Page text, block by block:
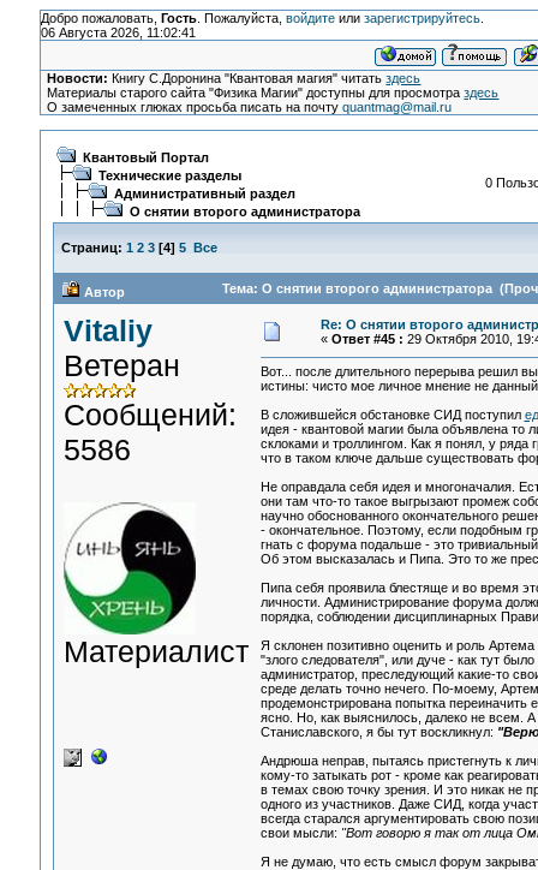
Добро пожаловать, Гость. Пожалуйста, войдитеили зарегистрируйтесь.
06 Августа 2026, 11:02:41
Новости: Книгу С.Доронина "Квантовая магия" читатьздесь
Материалы старого сайта "Физика Магии" доступны для просмотраздесь
О замеченных глюках просьба писать на почтуquantmag@mail.ru
Квантовый Портал
Технические разделы
Административный раздел
О снятии второго администратора
0
Страниц: 1 2 3[4] 5 Все
Автор Тема: О снятии второго администратора
Vitaliy
Ветеран
Сообщений:
5586
Материалист
Re: О снятии второго
« Ответ #45 : 29 Октября 2010,
Вот... после длительного перерыва решил
истины: чисто мое личное мнение не
В сложившейся обстановке СИД поступил
идея - квантовой магии была объявлена то
склоками и троллингом. Как я понял, у
что в таком ключе дальше существовать
Не оправдала себя идея и многоначалия.
они там что-то такое выгрызают промеж
научно обоснованного окончательного
- окончательное. Поэтому, если подобным
гнать с форума подальше - это
Об этом высказалась и Пипа. Это то же
Пипа себя проявила блестяще и во время
личности. Администрирование форума
порядка, соблюдении дисциплинарных
Я склонен позитивно оценить и роль
"злого следователя", или дуче - как тут
администратор, преследующий какие-то
среде делать точно нечего. По-моему,
продемонстрирована попытка переиначить
ясно. Но, как выяснилось, далеко не всем.
Станиславского, я бы тут воскликнул:
Андрюша неправ, пытаясь пристегнуть к
кому-то затыкать рот - кроме как
в темах свою точку зрения. И это никак не
одного из участников. Даже СИД, когда
всегда старался аргументировать свою
свои мысли: "Вот говорю я так от лица
Я не думаю, что есть смысл форум